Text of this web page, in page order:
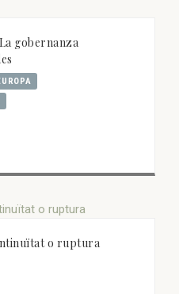
gobernanza
o ruptura